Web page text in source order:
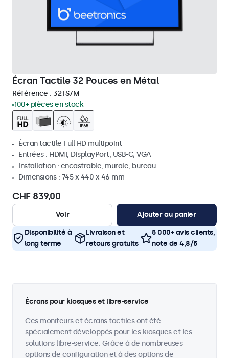
Écran Tactile 32 Pouces en Métal
Référence : 32TS7M
100+ pièces en stock
Écran tactile Full HD multipoint
Entrées : HDMI, DisplayPort, USB-C, VGA
Installation : encastrable, murale, bureau
Dimensions : 745 x 440 x 46 mm
CHF 839,00
Voir Ajouter au panier
Disponibilité à
long terme
Livraison et
retours gratuits
5 000+ avis clients,
note de 4,8/5
Écrans pour kiosques et libre-service
Ces moniteurs et écrans tactiles ont été
spécialement développés pour les kiosques et les
solutions libre-service. Grâce à de nombreuses
options de configuration et à des options de